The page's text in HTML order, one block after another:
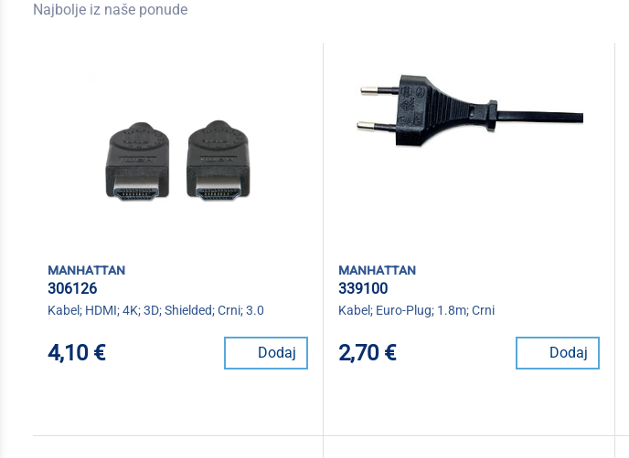
Najbolje iz naše ponude
manhattan
306126
Kabel; HDMI; 4K; 3D; Shielded; Crni; 3.0
4,10 € Dodaj
manhattan
339100
Kabel; Euro-Plug; 1.8m; Crni
2,70 € Dodaj